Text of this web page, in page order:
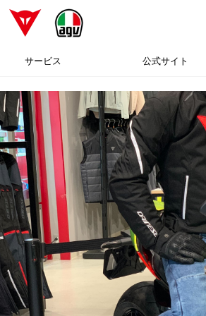
サービス 公式サイト